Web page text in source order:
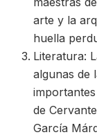
arte y la
huella
Literatura:
algunas de
de
García